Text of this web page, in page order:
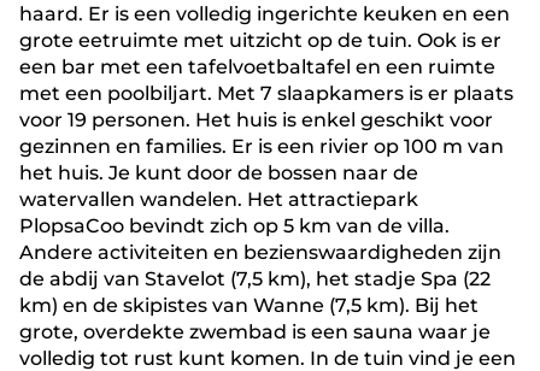
haard. Er is een volledig ingerichte keuken en een
grote eetruimte met uitzicht op de tuin. Ook is er
een bar met een tafelvoetbaltafel en een ruimte
met een poolbiljart. Met 7 slaapkamers is er plaats
voor 19 personen. Het huis is enkel geschikt voor
gezinnen en families. Er is een rivier op 100 m van
het huis. Je kunt door de bossen naar de
watervallen wandelen. Het attractiepark
PlopsaCoo bevindt zich op 5 km van de villa.
Andere activiteiten en bezienswaardigheden zijn
de abdij van Stavelot (7,5 km), het stadje Spa (22
km) en de skipistes van Wanne (7,5 km). Bij het
grote, overdekte zwembad is een sauna waar je
volledig tot rust kunt komen. In de tuin vind je een